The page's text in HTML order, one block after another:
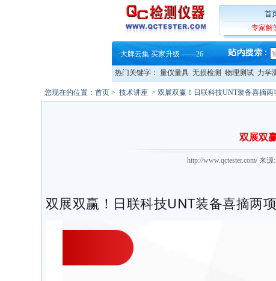
首
专家解
铸就AI服务器质量动脉 – 高
ZEISS BOSELLO ADR 让内部缺
蔡司和亿纬锂能达成战略合作
·大牌云集 买家升级 ——26
·蔡司软件 | 高效变形分析能
·铸就AI服务器质量动脉 – 高
·铸就AI服务器质量动脉 – 高
·蔡司和亿纬锂能达成战略合作
热门关键字： 量仪量具 无损检测 物理测试 力学
您现在的位置： 首页> 技术讲座> 双展双赢！日联科技UNT装备喜摘两
双展双
http://www.qctester.com/ 来
双展双赢！日联科技UNT装备喜摘两